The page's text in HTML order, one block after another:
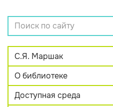
С.Я. Маршак
О библиотеке
Доступная среда